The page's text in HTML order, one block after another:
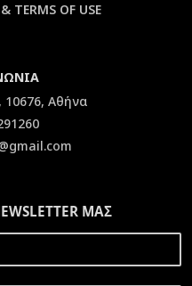
TERMS OF USE
10676, Αθήνα
ΜΑΣ